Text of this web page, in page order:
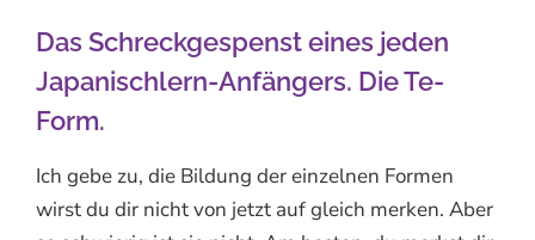
Das Schreckgespenst eines jeden
Japanischlern-Anfängers. Die Te-
Form.
Ich gebe zu, die Bildung der einzelnen Formen
wirst du dir nicht von jetzt auf gleich merken. Aber